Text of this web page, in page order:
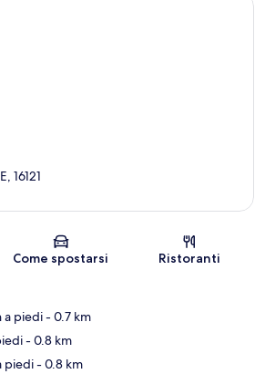
Mappa
16121
Come spostarsi Ristoranti
a piedi- 0.7 km
- 0.8 km
piedi- 0.8 km